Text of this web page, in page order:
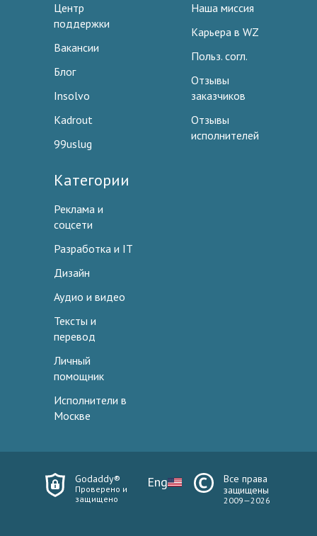
Центр
поддержки
Вакансии
Блог
Insolvo
Kadrout
99uslug
Наша миссия
Карьера в WZ
Польз. согл.
Отзывы
заказчиков
Отзывы
исполнителей
Категории
Реклама и
соцсети
Разработка и IT
Дизайн
Аудио и видео
Тексты и
перевод
Личный
помощник
Исполнители в
Москве
Godaddy®
Проверено и
защищено
Eng
Все права
защищены
2009—2026